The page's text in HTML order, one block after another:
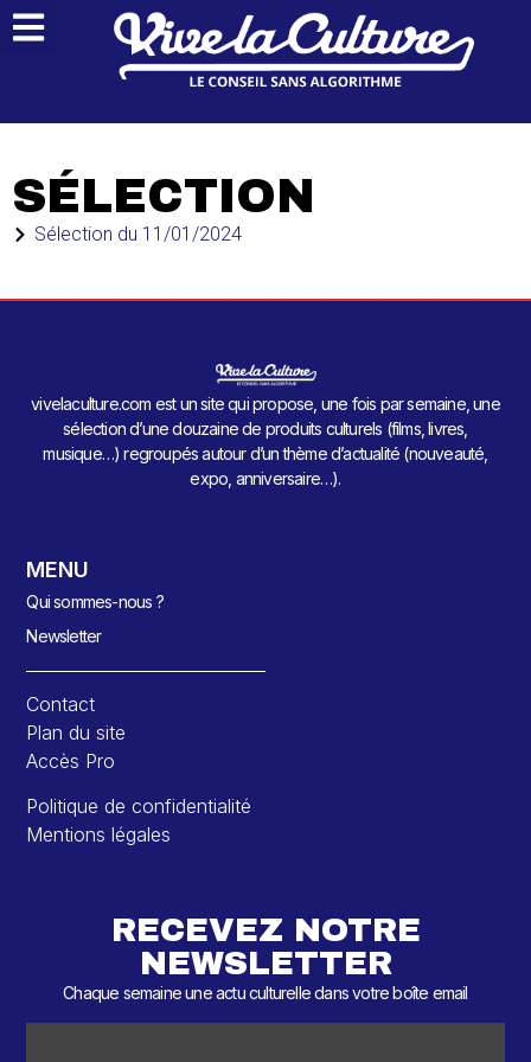
SÉLECTION
Sélection du 11/01/2024
vivelaculture.com est un site qui propose, une fois par semaine, une
sélection d’une douzaine de produits culturels (films, livres,
musique…) regroupés autour d’un thème d’actualité (nouveauté,
expo, anniversaire…).
MENU
Qui sommes-nous ?
Newsletter
Contact
Plan du site
Accès Pro
Politique de confidentialité
Mentions légales
RECEVEZ NOTRE
NEWSLETTER
Chaque semaine une actu culturelle dans votre boîte email